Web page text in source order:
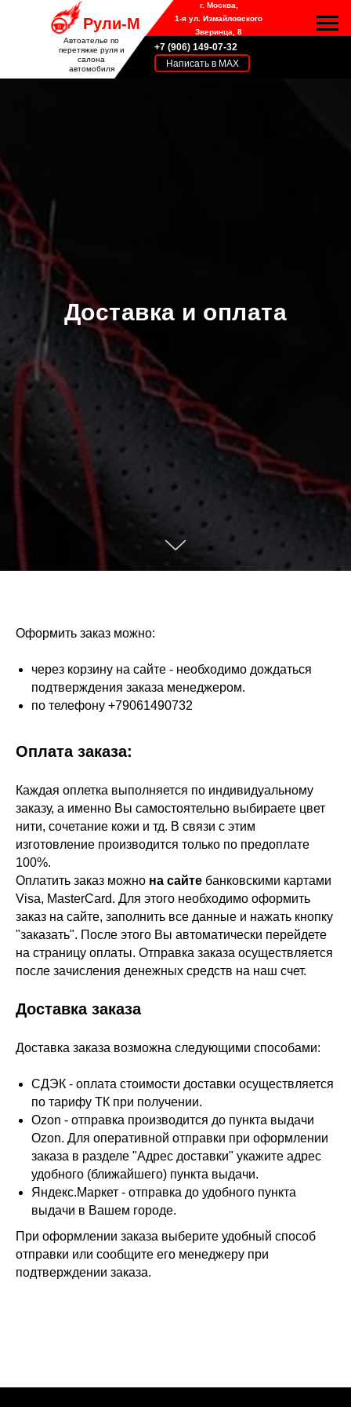
Написать в MAX
Рули-М
+7 (906) 149-07-32
г. Москва,
1-я ул. Измайловского
Зверинца, 8
Автоателье по
перетяжке руля и
салона
автомобиля
Доставка и оплата
Оформить заказ можно:
через корзину на сайте - необходимо дождаться
подтверждения заказа менеджером.
по телефону +79061490732
Оплата заказа:
Каждая оплетка выполняется по индивидуальному
заказу, а именно Вы самостоятельно выбираете цвет
нити, сочетание кожи и тд. В связи с этим
изготовление производится только по предоплате
100%.
Оплатить заказ можно на сайте банковскими картами
Visa, MasterCard. Для этого необходимо оформить
заказ на сайте, заполнить все данные и нажать кнопку
"заказать". После этого Вы автоматически перейдете
на страницу оплаты. Отправка заказа осуществляется
после зачисления денежных средств на наш счет.
Доставка заказа
Доставка заказа возможна следующими способами:
СДЭК - оплата стоимости доставки осуществляется
по тарифу ТК при получении.
Ozon - отправка производится до пункта выдачи
Ozon. Для оперативной отправки при оформлении
заказа в разделе "Адрес доставки" укажите адрес
удобного (ближайшего) пункта выдачи.
Яндекс.Маркет - отправка до удобного пункта
выдачи в Вашем городе.
При оформлении заказа выберите удобный способ
отправки или сообщите его менеджеру при
подтверждении заказа.